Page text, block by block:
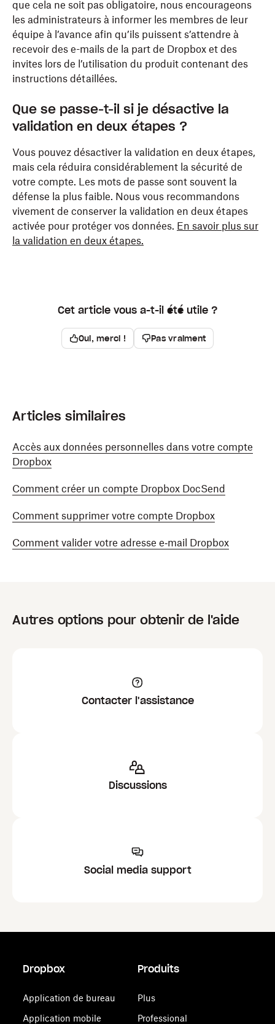
que cela ne soit pas obligatoire, nous encourageons
les administrateurs à informer les membres de leur
équipe à l’avance afin qu’ils puissent s’attendre à
recevoir des e-mails de la part de Dropbox et des
invites lors de l’utilisation du produit contenant des
instructions détaillées.
Que se passe-t-il si je désactive la
validation en deux étapes ?
Vous pouvez désactiver la validation en deux étapes,
mais cela réduira considérablement la sécurité de
votre compte. Les mots de passe sont souvent la
défense la plus faible. Nous vous recommandons
vivement de conserver la validation en deux étapes
activée pour protéger vos données. En savoir plus sur
la validation en deux étapes.
Cet article vous a-t-il été utile ?
Oui, merci ! Pas vraiment
Articles similaires
Accès aux données personnelles dans votre compte
Dropbox
Comment créer un compte Dropbox DocSend
Comment supprimer votre compte Dropbox
Comment valider votre adresse e‑mail Dropbox
Autres options pour obtenir de l'aide
Contacter l'assistance
Discussions
Social media support
Dropbox
Application de bureau
Application mobile
Produits
Plus
Professional